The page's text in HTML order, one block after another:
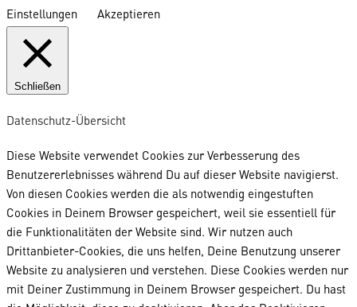
Einstellungen
Akzeptieren
Schließen
Datenschutz-Übersicht
Diese Website verwendet Cookies zur Verbesserung des
Benutzererlebnisses während Du auf dieser Website navigierst.
Von diesen Cookies werden die als notwendig eingestuften
Cookies in Deinem Browser gespeichert, weil sie essentiell für
die Funktionalitäten der Website sind. Wir nutzen auch
Drittanbieter-Cookies, die uns helfen, Deine Benutzung unserer
Website zu analysieren und verstehen. Diese Cookies werden nur
mit Deiner Zustimmung in Deinem Browser gespeichert. Du hast